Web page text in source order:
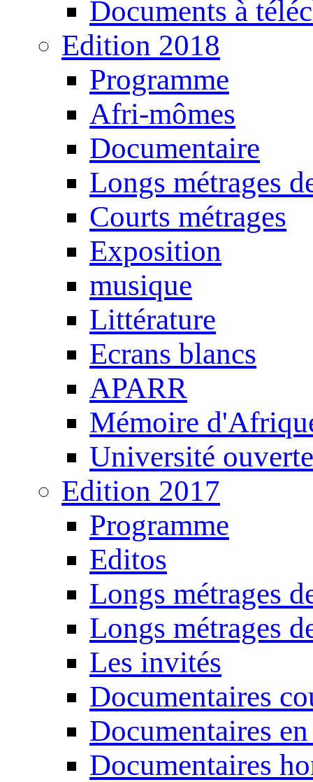
Documents à
Edition 2018
Programme
Afri-mômes
Documentaire
Longs métrages
Courts métrages
Exposition
musique
Littérature
Ecrans blancs
APARR
Mémoire
Université ouverte
Edition 2017
Programme
Editos
Longs métrages
Longs métrages
Les invités
Documentaires
Documentaires
Documentaires